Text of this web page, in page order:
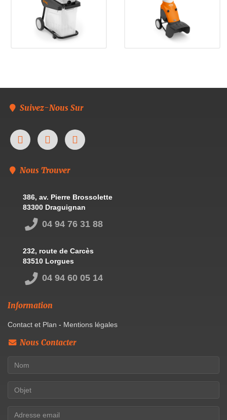
Suivez-Nous Sur
Nous Trouver
386, av. Pierre Brossolette
83300 Draguignan
04 94 76 31 88
232, route de Carcès
83510 Lorgues
04 94 60 05 14
Information
Contact et Plan - Mentions légales
Nous Contacter